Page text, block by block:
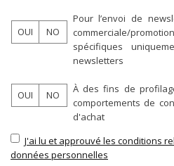
OUI NO
Pour l’envoi de
commerciale/
spécifiques
newsletters
OUI NO
À des fins de
comportements de
d'achat
J'ai lu et approuvé les conditions
données personnelles